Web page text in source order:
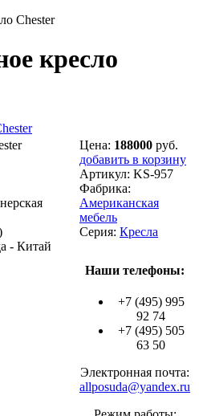
Chester
кресло
- Китай
Цена: 188000 руб.
добавить в корзину
Артикул: KS-957
Фабрика:
Американская
мебель
Серия: Кресла
Наши телефоны:
+7 (495) 995
92 74
+7 (495) 505
63 50
Электронная почта:
allposuda@yandex.ru